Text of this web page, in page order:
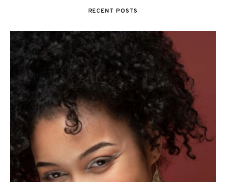
RECENT POSTS